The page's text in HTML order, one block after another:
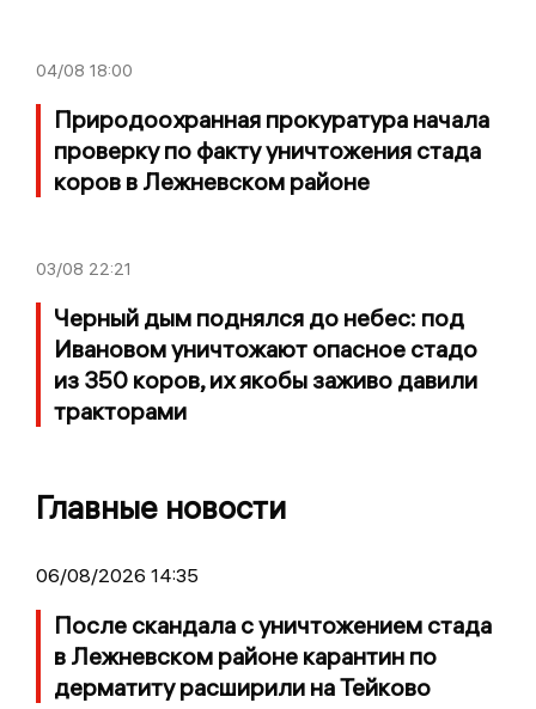
04/08 18:00
Природоохранная прокуратура начала
проверку по факту уничтожения стада
коров в Лежневском районе
03/08 22:21
Черный дым поднялся до небес: под
Ивановом уничтожают опасное стадо
из 350 коров, их якобы заживо давили
тракторами
Главные новости
06/08/2026 14:35
После скандала с уничтожением стада
в Лежневском районе карантин по
дерматиту расширили на Тейково